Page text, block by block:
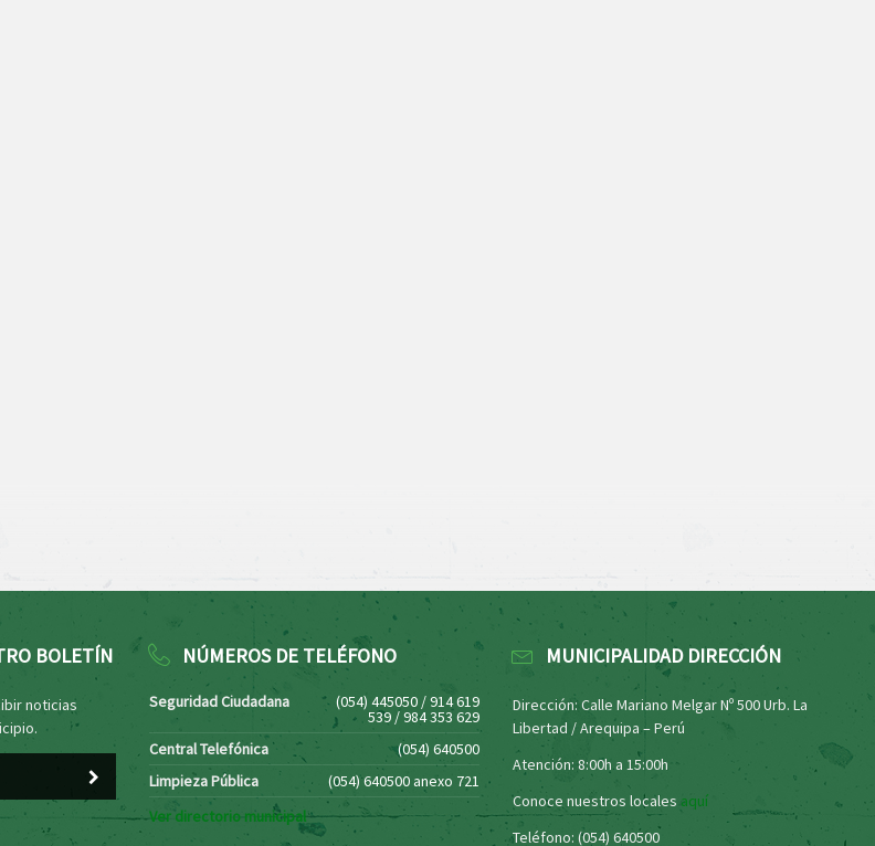
BOLETÍN
noticias
NÚMEROS DE TELÉFONO
Seguridad Ciudadana (054) 445050 / 914 619
539 / 984 353 629
Central Telefónica
(054) 640500
Limpieza Pública
(054) 640500 anexo 721
Ver directorio municipal
MUNICIPALIDAD DIRECCIÓN
Dirección: Calle Mariano Melgar Nº 500 Urb. La
Libertad / Arequipa – Perú
Atención: 8:00h a 15:00h
Conoce nuestros locales aquí
Teléfono: (054) 640500